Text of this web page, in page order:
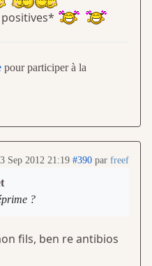
pour participer à la
Sep 2012 21:19 #390 par freef
?
fils, ben re antibios